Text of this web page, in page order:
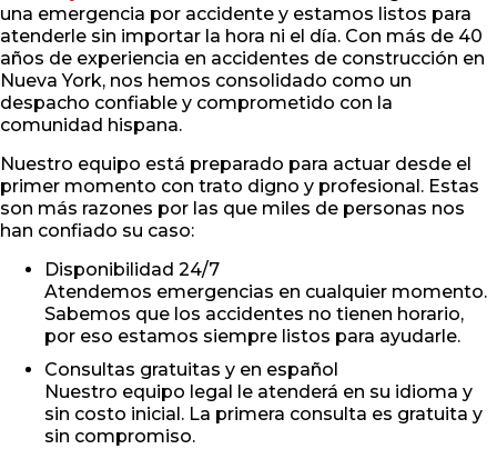
una emergencia por accidente y estamos listos para
atenderle sin importar la hora ni el día. Con más de 40
años de experiencia en accidentes de construcción en
Nueva York, nos hemos consolidado como un
despacho confiable y comprometido con la
comunidad hispana.
Nuestro equipo está preparado para actuar desde el
primer momento con trato digno y profesional. Estas
son más razones por las que miles de personas nos
han confiado su caso:
Disponibilidad 24/7
Atendemos emergencias en cualquier momento.
Sabemos que los accidentes no tienen horario,
por eso estamos siempre listos para ayudarle.
Consultas gratuitas y en español
Nuestro equipo legal le atenderá en su idioma y
sin costo inicial. La primera consulta es gratuita y
sin compromiso.